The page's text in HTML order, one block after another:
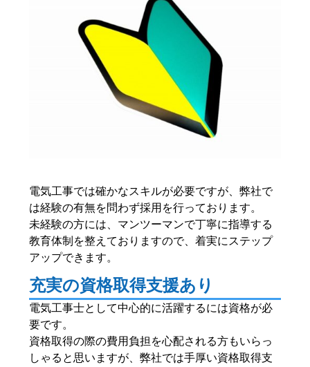
電気工事では確かなスキルが必要ですが、弊社で
は経験の有無を問わず採用を行っております。
未経験の方には、マンツーマンで丁寧に指導する
教育体制を整えておりますので、着実にステップ
アップできます。
充実の資格取得支援あり
電気工事士として中心的に活躍するには資格が必
要です。
資格取得の際の費用負担を心配される方もいらっ
しゃると思いますが、弊社では手厚い資格取得支